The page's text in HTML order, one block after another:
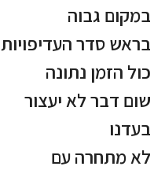
במקום גבוה
בראש סדר העדיפויות
כול הזמן נתונה
שום דבר לא יעצור
בעדנו
לא מתחרה עם